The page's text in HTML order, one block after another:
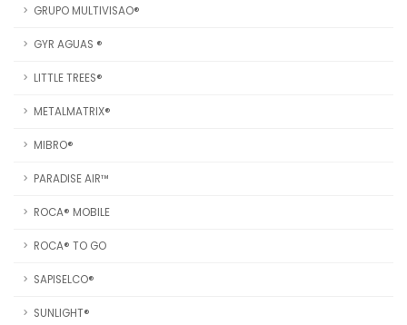
GRUPO MULTIVISAO®
GYR AGUAS ®
LITTLE TREES®
METALMATRIX®
MIBRO®
PARADISE AIR™
ROCA® MOBILE
ROCA® TO GO
SAPISELCO®
SUNLIGHT®